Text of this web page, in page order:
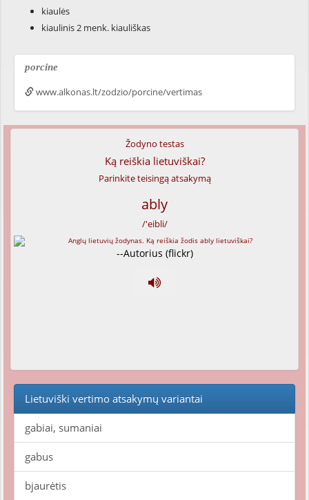
kiaulės
kiaulinis 2 menk. kiauliškas
porcine
www.alkonas.lt/zodzio/porcine/vertimas
Žodyno testas
Ką reiškia lietuviškai?
Parinkite teisingą atsakymą
ably
/'eibli/
--Autorius (flickr)
Lietuviški vertimo atsakymų variantai
gabiai, sumaniai
gabus
bjaurėtis